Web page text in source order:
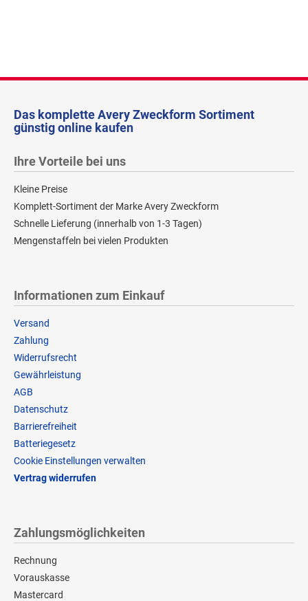
Das komplette Avery Zweckform Sortiment
günstig online kaufen
Ihre Vorteile bei uns
Kleine Preise
Komplett-Sortiment der Marke Avery Zweckform
Schnelle Lieferung (innerhalb von 1-3 Tagen)
Mengenstaffeln bei vielen Produkten
Informationen zum Einkauf
Versand
Zahlung
Widerrufsrecht
Gewährleistung
AGB
Datenschutz
Barrierefreiheit
Batteriegesetz
Cookie Einstellungen verwalten
Vertrag widerrufen
Zahlungsmöglichkeiten
Rechnung
Vorauskasse
Mastercard